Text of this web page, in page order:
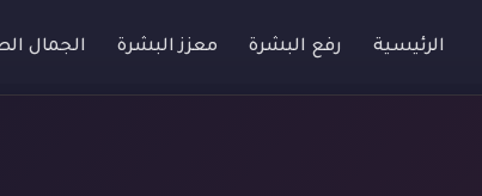
الرئيسية رفع البشرة معزز البشرة الجمال